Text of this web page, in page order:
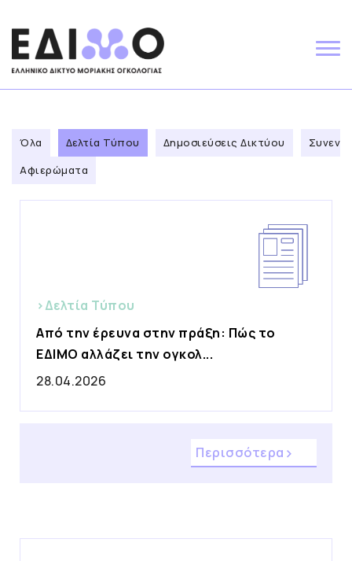
to
content
Όλα Δελτία Τύπου Δημοσιεύσεις Δικτύου
Αφιερώματα
>Δελτία Τύπου
Από την έρευνα στην πράξη: Πώς το
ΕΔΙΜΟ αλλάζει την ογκολ...
28.04.2026
Περισσότερα